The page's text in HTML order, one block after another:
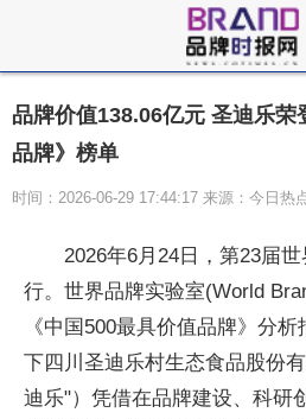
品牌价值138.06亿元 圣迪乐荣
品牌》榜单
时间：2026-06-29 17:44:17 来源：今日热
2026年6月24日，第23届
行。世界品牌实验室(World
《中国500最具价值品牌》分
下四川圣迪乐村生态食品股份
迪乐"）凭借在品牌建设、科研